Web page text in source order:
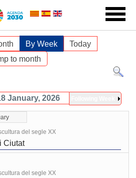
By Week
Today
to month
January, 2026
del segle XX
Ciutat
del segle XX